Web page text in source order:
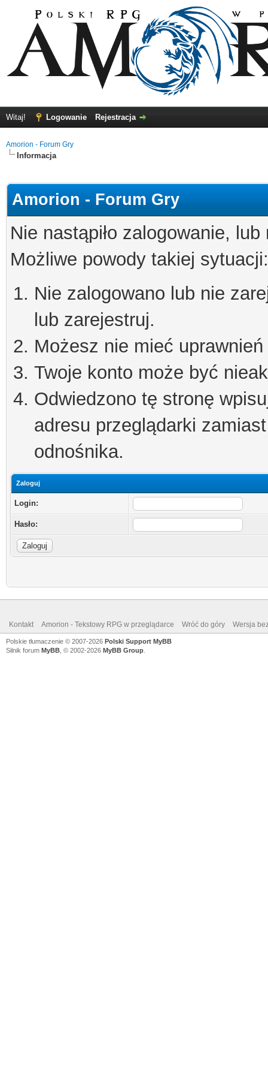
Witaj! Logowanie Rejestracja
Amorion - Forum Gry
Informacja
Amorion - Forum Gry
Nie nastąpiło zalogowanie,
Możliwe powody takiej sytuacji:
Nie zalogowano lub nie
lub zarejestruj.
Możesz nie mieć
Twoje konto może być
Odwiedzono tę stronę
adresu przeglądarki
odnośnika.
Zaloguj
Login:
Hasło:
Kontakt Amorion - Tekstowy RPG w przeglądarce Wróć do góry Wersja
Polskie tłumaczenie © 2007-2026 Polski Support MyBB
Silnik forum MyBB , © 2002-2026 MyBB Group